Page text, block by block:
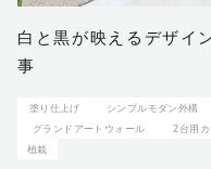
白と黒が映えるデザイ
事
塗り仕上げ シンプルモダン外構
グランドアートウォール
2台用カ
植栽